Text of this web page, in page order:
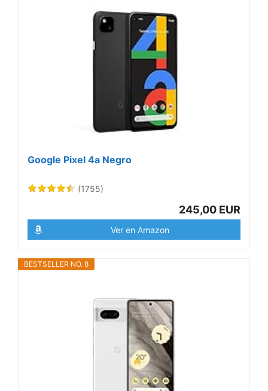
Google Pixel 4a Negro
(1755)
245,00 EUR
Ver en Amazon
BESTSELLER NO. 8